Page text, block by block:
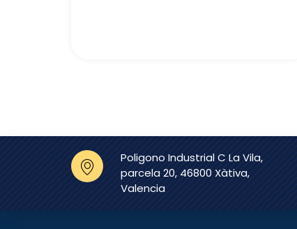
Poligono Industrial C La Vila,
parcela 20, 46800 Xàtiva,
Valencia